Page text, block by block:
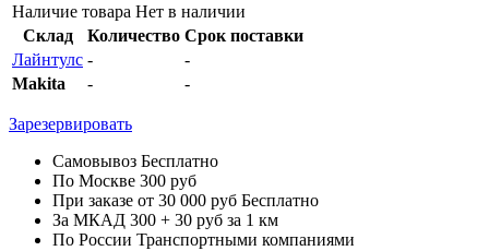
Наличие товара Нет в наличии
Склад
Количество Срок поставки
Лайнтулс -
-
Makita
- -
Зарезервировать
Самовывоз Бесплатно
По Москве 300 руб
При заказе от 30 000 руб Бесплатно
За МКАД 300 + 30 руб за 1 км
По России Транспортными компаниями